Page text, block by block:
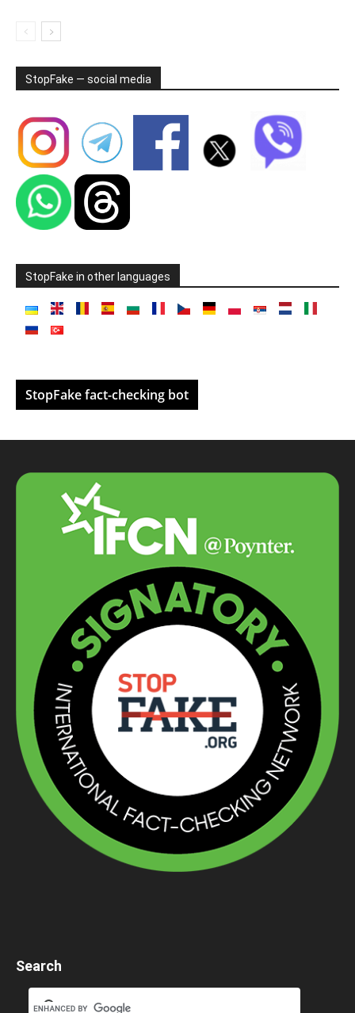
StopFake — social media
StopFake in other languages
StopFake fact-checking bot
Search